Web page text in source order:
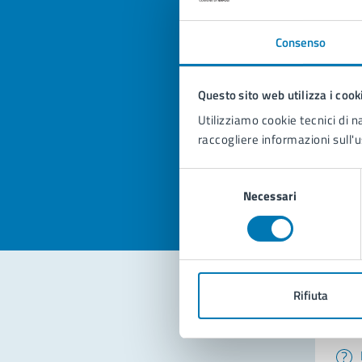
Consenso
Questo sito web utilizza i
Utilizziamo cookie tecnici di
raccogliere informazioni
Necessari
Rifiuta
Valuta